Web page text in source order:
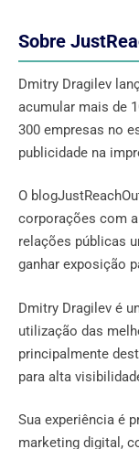
Sobre
Dmitry Dragilev
acumular mais de
300 empresas no
publicidade na
O
corporações com
relações públicas
ganhar exposição
Dmitry Dragilev é
utilização das
principalmente
para alta
Sua experiência é
marketing digital,